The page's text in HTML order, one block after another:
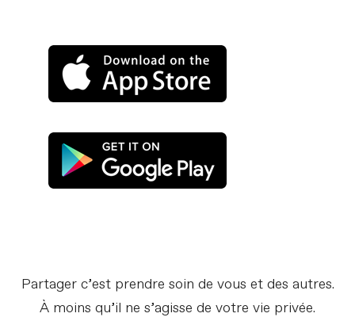
Partager c’est prendre soin de vous et des autres.
À moins qu’il ne s’agisse de votre vie privée.